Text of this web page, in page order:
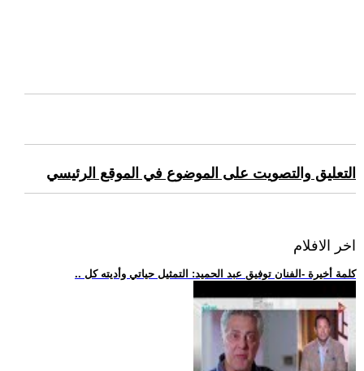
التعليق والتصويت على الموضوع في الموقع الرئيسي
اخر الافلام
.. كلمة أخيرة -الفنان توفيق عبد الحميد: التمثيل حياتي وأديته كل